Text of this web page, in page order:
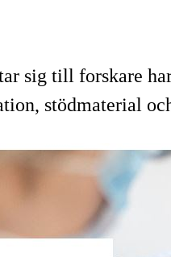
sig till forskare
stödmaterial